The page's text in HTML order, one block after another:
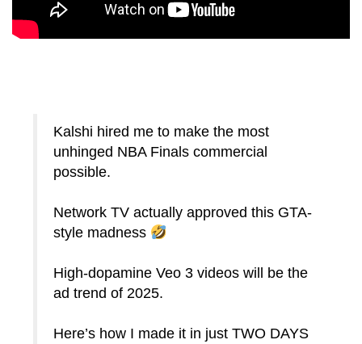
Kalshi hired me to make the most
unhinged NBA Finals commercial
possible.
Network TV actually approved this GTA-
style madness
High-dopamine Veo 3 videos will be the
ad trend of 2025.
Here’s how I made it in just TWO DAYS